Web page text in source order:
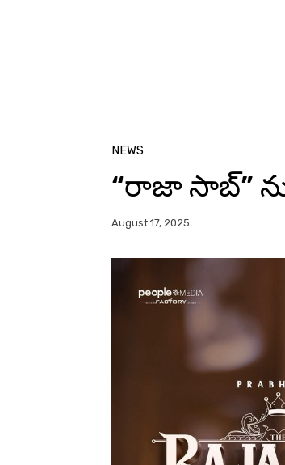
NEWS
“రాజా సాబ్”
August 17, 2025